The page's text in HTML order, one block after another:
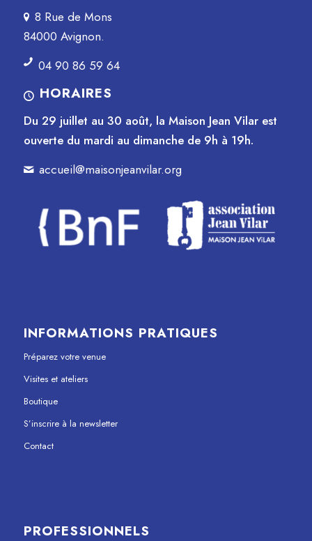
8 Rue de Mons
84000 Avignon.
04 90 86 59 64
HORAIRES
Du 29 juillet au 30 août, la Maison Jean Vilar est
ouverte du mardi au dimanche de 9h à 19h.
accueil@maisonjeanvilar.org
INFORMATIONS PRATIQUES
Préparez votre venue
Visites et ateliers
Boutique
S’inscrire à la newsletter
Contact
PROFESSIONNELS